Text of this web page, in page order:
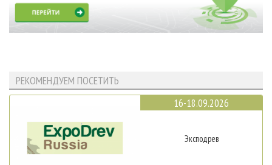
РЕКОМЕНДУЕМ ПОСЕТИТЬ
16-18.09.2026
Эксподрев